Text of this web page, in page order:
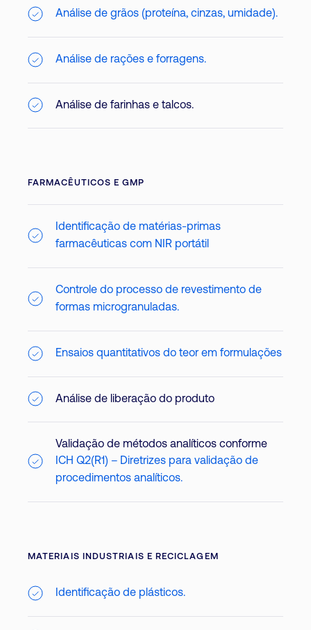
Análise de grãos (proteína, cinzas, umidade).
Análise de rações e forragens.
Análise de farinhas e talcos.
FARMACÊUTICOS E GMP
Identificação de matérias-primas
farmacêuticas com NIR portátil
Controle do processo de revestimento de
formas microgranuladas.
Ensaios quantitativos do teor em formulações
Análise de liberação do produto
Validação de métodos analíticos conforme
ICH Q2(R1) – Diretrizes para validação de
procedimentos analíticos.
MATERIAIS INDUSTRIAIS E RECICLAGEM
Identificação de plásticos.